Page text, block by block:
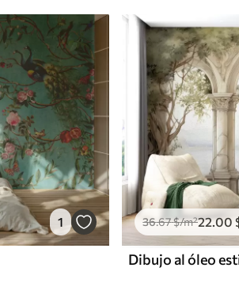
1 36.67$/m²22.00
Dibujo al óleo